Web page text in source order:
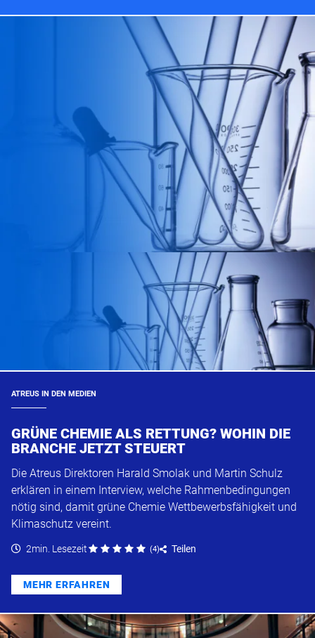
ATREUS IN DEN MEDIEN
GRÜNE CHEMIE ALS RETTUNG? WOHIN DIE
BRANCHE JETZT STEUERT
Die Atreus Direktoren Harald Smolak und Martin Schulz
erklären in einem Interview, welche Rahmenbedingungen
nötig sind, damit grüne Chemie Wettbewerbsfähigkeit und
Klimaschutz vereint.
2min. Lesezeit (4) Teilen
MEHR ERFAHREN